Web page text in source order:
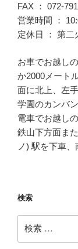
FAX ： 072-
営業時間 ：
定休日 ： 第二
お車でお越し
か2000メート
面に北上、左
学園のカンバ
電車でお越し
鉄山下方面ま
ノ) 駅を下車
検索
索: